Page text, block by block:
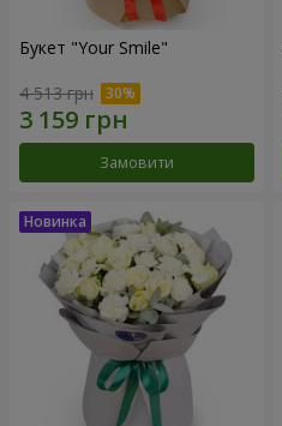
Букет "Your Smile"
4 513 грн
Замовити